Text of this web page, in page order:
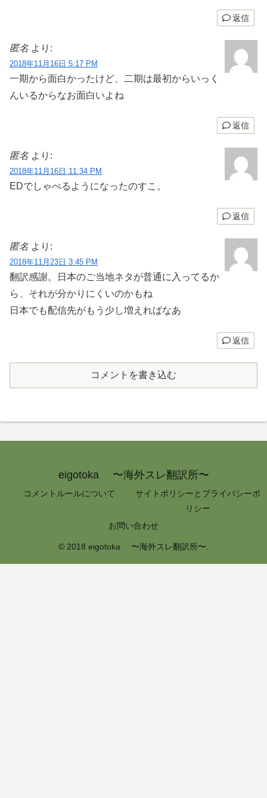
返信
匿名 より:
2018年11月16日 5:17 PM
一期から面白かったけど、二期は最初からいっく
んいるからなお面白いよね
返信
匿名 より:
2018年11月16日 11:34 PM
EDでしゃべるようになったのすこ。
返信
匿名 より:
2018年11月23日 3:45 PM
翻訳感謝。日本のご当地ネタが普通に入ってるか
ら、それが分かりにくいのかもね
日本でも配信先がもう少し増えればなあ
返信
コメントを書き込む
eigotoka 〜海外スレ翻訳所〜
コメントルールについて
サイトポリシーとプライバシーポ
リシー
お問い合わせ
© 2018 eigotoka 〜海外スレ翻訳所〜.